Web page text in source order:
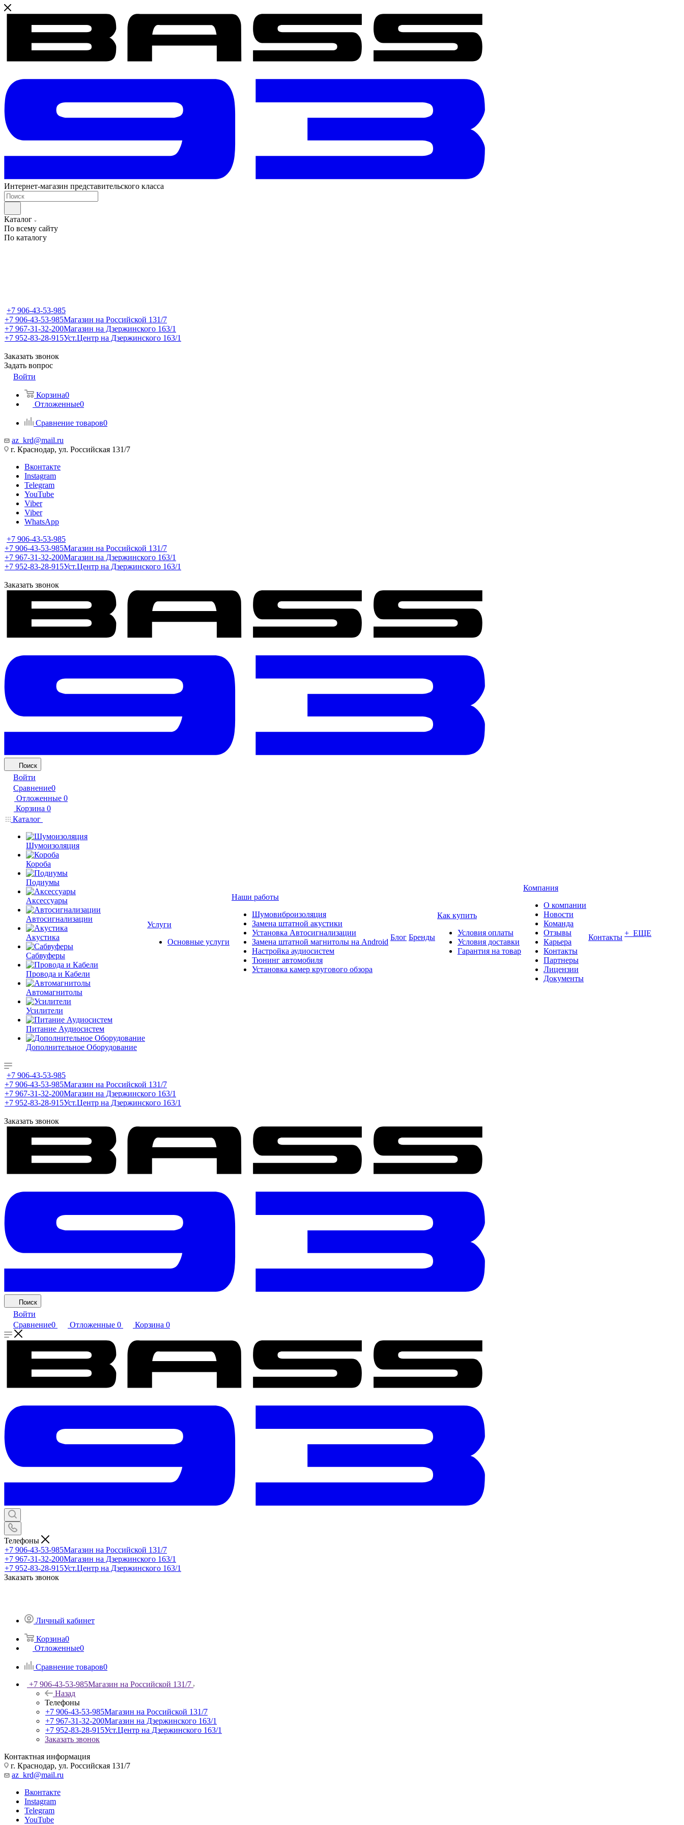
Интернет-магазин представительского класса
Каталог
По всему сайту
По каталогу
+7 906-43-53-985
+7 906-43-53-985Магазин на Российской 131/7
+7 967-31-32-200Магазин на Дзержинского 163/1
+7 952-83-28-915Уст.Центр на Дзержинского 163/1
Заказать звонок
Задать вопрос
Войти
Корзина0
Отложенные0
Сравнение товаров0
az_krd@mail.ru
г. Краснодар, ул. Российская 131/7
Вконтакте
Instagram
Telegram
YouTube
Viber
Viber
WhatsApp
+7 906-43-53-985
+7 906-43-53-985Магазин на Российской 131/7
+7 967-31-32-200Магазин на Дзержинского 163/1
+7 952-83-28-915Уст.Центр на Дзержинского 163/1
Заказать звонок
Поиск
Войти
Сравнение0
Отложенные 0
Корзина 0
Каталог
Шумоизоляция
Короба
Подиумы
Аксессуары
Автосигнализации
Акустика
Сабвуферы
Провода и Кабели
Автомагнитолы
Усилители
Питание Аудиосистем
Дополнительное Оборудование
Услуги
Основные услуги
Наши работы
Шумовиброизоляция
Замена штатной акустики
Установка Автосигнализации
Замена штатной магнитолы на Android
Настройка аудиосистем
Тюнинг автомобиля
Установка камер кругового обзора
Блог Бренды
Как купить
Условия оплаты
Условия доставки
Гарантия на товар
Компания
О компании
Новости
Команда
Отзывы
Карьера
Контакты
Партнеры
Лицензии
Документы
Контакты + ЕЩЕ
+7 906-43-53-985
+7 906-43-53-985Магазин на Российской 131/7
+7 967-31-32-200Магазин на Дзержинского 163/1
+7 952-83-28-915Уст.Центр на Дзержинского 163/1
Заказать звонок
Поиск
Войти
Сравнение0 Отложенные 0 Корзина 0
Телефоны
+7 906-43-53-985Магазин на Российской 131/7
+7 967-31-32-200Магазин на Дзержинского 163/1
+7 952-83-28-915Уст.Центр на Дзержинского 163/1
Заказать звонок
Личный кабинет
Корзина0
Отложенные0
Сравнение товаров0
+7 906-43-53-985Магазин на Российской 131/7
Назад
Телефоны
+7 906-43-53-985Магазин на Российской 131/7
+7 967-31-32-200Магазин на Дзержинского 163/1
+7 952-83-28-915Уст.Центр на Дзержинского 163/1
Заказать звонок
Контактная информация
г. Краснодар, ул. Российская 131/7
az_krd@mail.ru
Вконтакте
Instagram
Telegram
YouTube